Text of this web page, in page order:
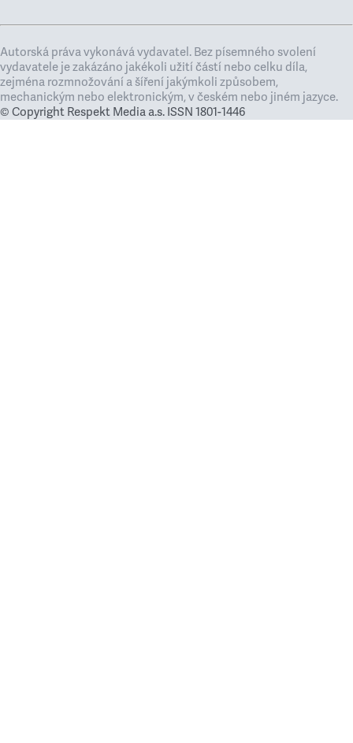
Autorská práva vykonává vydavatel. Bez písemného svolení
vydavatele je zakázáno jakékoli užití částí nebo celku díla,
zejména rozmnožování a šíření jakýmkoli způsobem,
mechanickým nebo elektronickým, v českém nebo jiném jazyce.
© Copyright Respekt Media a.s. ISSN 1801-1446